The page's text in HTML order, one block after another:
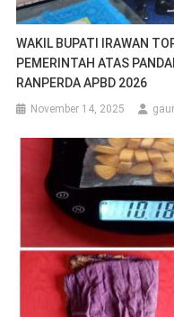
WAKIL BUPATI IRAWAN
PEMERINTAH ATAS
RANPERDA APBD 2026
November 14, 2025